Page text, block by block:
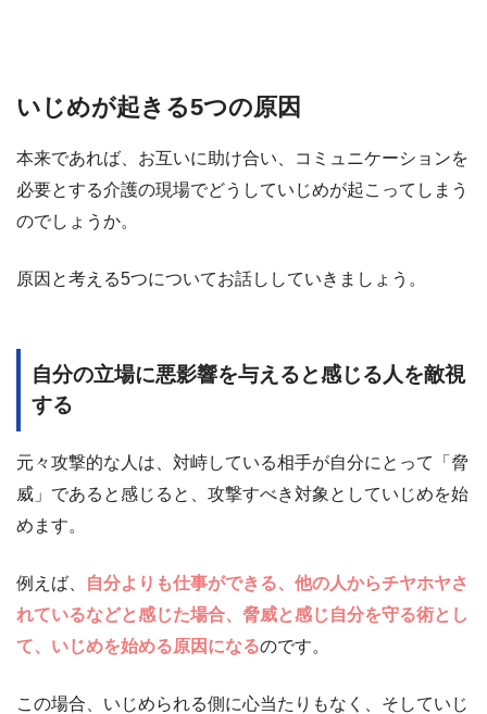
いじめが起きる5つの原因
本来であれば、お互いに助け合い、コミュニケーションを
必要とする介護の現場でどうしていじめが起こってしまう
のでしょうか。
原因と考える5つについてお話ししていきましょう。
自分の立場に悪影響を与えると感じる人を敵視
する
元々攻撃的な人は、対峙している相手が自分にとって「脅
威」であると感じると、攻撃すべき対象としていじめを始
めます。
例えば、
自分よりも仕事ができる、他の人からチヤホヤさ
れているなどと感じた場合、脅威と感じ自分を守る術とし
て、いじめを始める原因になるのです。
この場合、いじめられる側に心当たりもなく、そしていじ